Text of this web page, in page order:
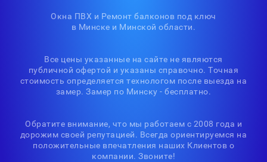
Окна ПВХ и Ремонт балконов под ключ
в Минске и Минской области.
Все цены указанные на сайте не являются
публичной офертой и указаны справочно. Точная
стоимость определяется технологом после выезда на
замер. Замер по Минску - бесплатно.
Обратите внимание, что мы работаем с 2008 года и
дорожим своей репутацией. Всегда ориентируемся на
положительные впечатления наших Клиентов о
компании. Звоните!